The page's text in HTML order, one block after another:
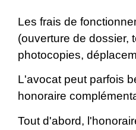
Les frais de
(ouverture de dossier,
photocopies,
L'avocat peut parfois
honoraire
Tout d'abord,